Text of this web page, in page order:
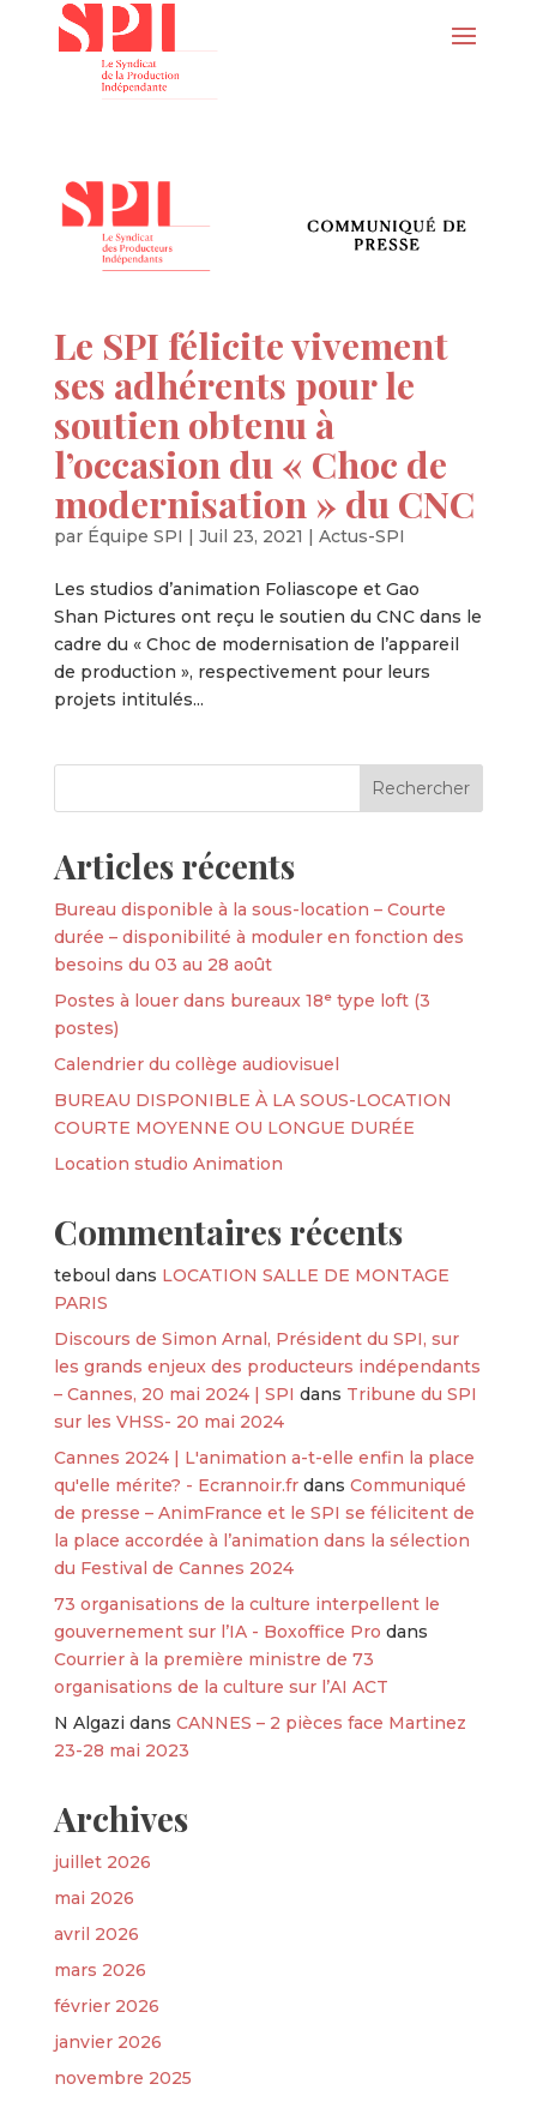
Le SPI félicite vivement
ses adhérents pour le
soutien obtenu à
l’occasion du « Choc de
modernisation » du CNC
par Équipe SPI | Juil 23, 2021 | Actus-SPI
Les studios d’animation Foliascope et Gao
Shan Pictures ont reçu le soutien du CNC dans le
cadre du « Choc de modernisation de l’appareil
de production », respectivement pour leurs
projets intitulés...
Articles récents
Bureau disponible à la sous-location – Courte
durée – disponibilité à moduler en fonction des
besoins du 03 au 28 août
Postes à louer dans bureaux 18ᵉ type loft (3
postes)
Calendrier du collège audiovisuel
BUREAU DISPONIBLE À LA SOUS-LOCATION
COURTE MOYENNE OU LONGUE DURÉE
Location studio Animation
Commentaires récents
teboul dans LOCATION SALLE DE MONTAGE
PARIS
Discours de Simon Arnal, Président du SPI, sur
les grands enjeux des producteurs indépendants
– Cannes, 20 mai 2024 | SPI dans Tribune du SPI
sur les VHSS- 20 mai 2024
Cannes 2024 | L'animation a-t-elle enfin la place
qu'elle mérite? - Ecrannoir.frdans Communiqué
de presse – AnimFrance et le SPI se félicitent de
la place accordée à l’animation dans la sélection
du Festival de Cannes 2024
73 organisations de la culture interpellent le
gouvernement sur l’IA - Boxoffice Pro dans
Courrier à la première ministre de 73
organisations de la culture sur l’AI ACT
N Algazi dans CANNES – 2 pièces face Martinez
23-28 mai 2023
Archives
juillet 2026
mai 2026
avril 2026
mars 2026
février 2026
janvier 2026
novembre 2025